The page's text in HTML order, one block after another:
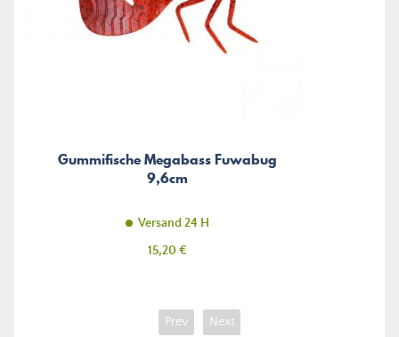
Gummifische Megabass Fuwabug
9,6cm
Versand 24 H
Preis
15,20 €
Prev Next